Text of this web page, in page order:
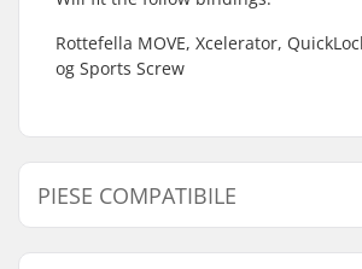
Rottefella MOVE, Xcelerator,
og Sports Screw
PIESE COMPATIBILE
Găsește produse compatibile cu